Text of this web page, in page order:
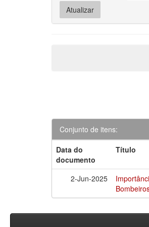
Conjunto de itens:
Data do
documento
Título
2-Jun-2025